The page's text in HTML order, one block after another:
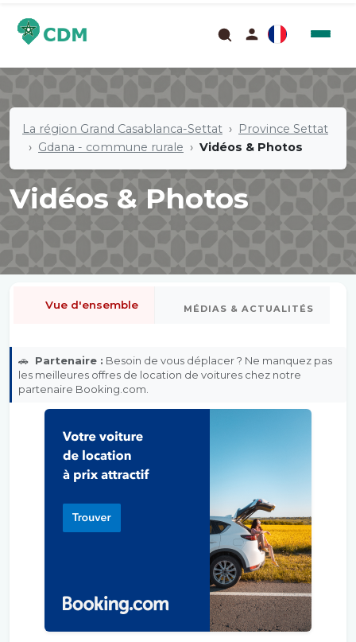
La région Grand Casablanca-Settat
Province Settat
Gdana - commune rurale
Vidéos & Photos
Vidéos & Photos
Vue d'ensemble MÉDIAS & ACTUALITÉS
🚗 Partenaire : Besoin de vous déplacer ? Ne manquez pas
les meilleures offres de location de voitures chez notre
partenaire Booking.com.